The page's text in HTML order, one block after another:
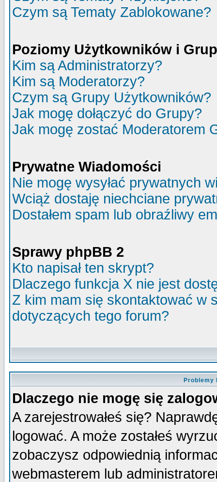
Czym są Tematy Zablokowane?
Poziomy Użytkowników i
Kim są Administratorzy?
Kim są Moderatorzy?
Czym są Grupy Użytkowników?
Jak mogę dołączyć do Grupy?
Jak mogę zostać Moderatorem
Prywatne Wiadomości
Nie mogę wysyłać prywatnych
Wciąż dostaję niechciane
Dostałem spam lub obraźliwy
Sprawy phpBB 2
Kto napisał ten skrypt?
Dlaczego funkcja X nie jest
Z kim mam się skontaktować w
dotyczących tego forum?
Problemy
Dlaczego nie mogę się
A zarejestrowałeś się?
logować. A może zostałeś
zobaczysz odpowiednią
webmasterem lub